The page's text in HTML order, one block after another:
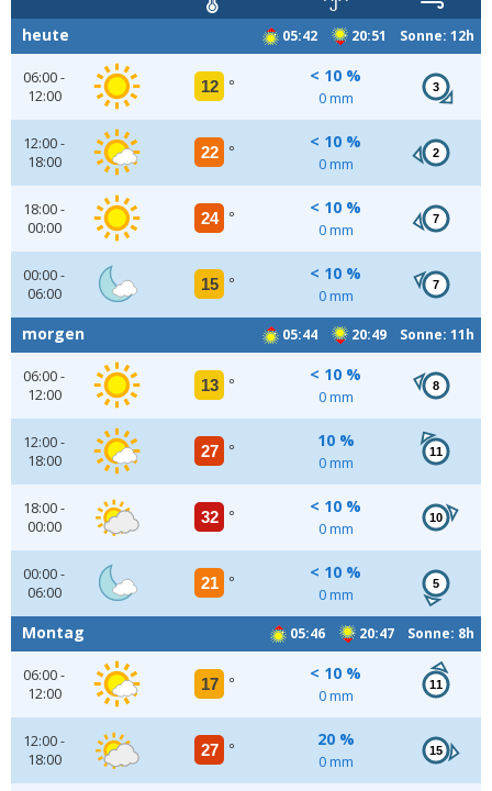
05:42 20:51 Sonne: 12h
heute
06:00 -
12:00
12 °
< 10 %
0 mm
3
12:00 -
18:00
22 °
< 10 %
0 mm
2
18:00 -
00:00
24 °
< 10 %
0 mm
7
00:00 -
06:00
15 °
< 10 %
0 mm
7
05:44 20:49 Sonne: 11h
morgen
06:00 -
12:00
13 °
< 10 %
0 mm
8
12:00 -
18:00
27 °
10 %
0 mm
11
18:00 -
00:00
32 °
< 10 %
0 mm
10
00:00 -
06:00
21 °
< 10 %
0 mm
5
05:46 20:47 Sonne: 8h
Montag
06:00 -
12:00
17 °
< 10 %
0 mm
11
12:00 -
18:00
27 °
20 %
0 mm
15